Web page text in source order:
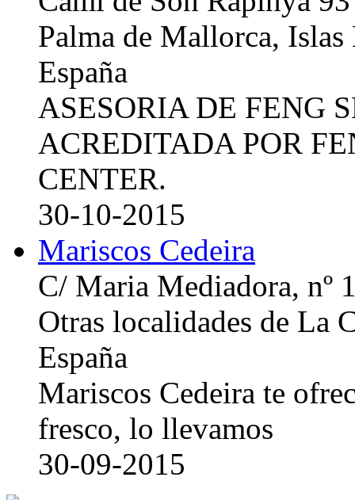
Palma de Mallorca, Islas
España
ASESORIA DE FENG
ACREDITADA POR
CENTER.
30-10-2015
Mariscos Cedeira
C/ Maria Mediadora, nº
Otras localidades de La
España
Mariscos Cedeira te
fresco, lo llevamos
30-09-2015